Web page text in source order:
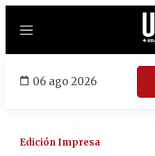
Menú
06 ago 2026
Edición Impresa